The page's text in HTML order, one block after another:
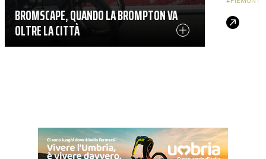
BROMSCAPE, QUANDO LA BROMPTON VA
OLTRE LA CITTÀ